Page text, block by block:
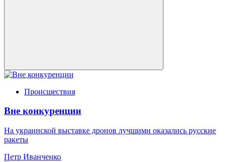
Происшествия
Вне конкуренции
На украинской выставке дронов лучшими оказались русские
ракеты
Петр Иванченко